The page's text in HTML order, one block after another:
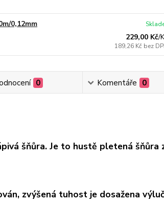
0,12mm
229,00 Kč/
189,26 Kč bez
0 Komentáře 0
šňůra. Je to hustě pletená šňůra
zvýšená tuhost je dosažena